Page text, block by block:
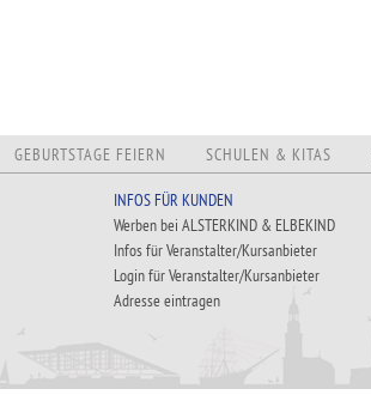
GEBURTSTAGE FEIERN SCHULEN & KITAS
INFOS FÜR KUNDEN
Werben bei ALSTERKIND & ELBEKIND
Infos für Veranstalter/Kursanbieter
Login für Veranstalter/Kursanbieter
Adresse eintragen